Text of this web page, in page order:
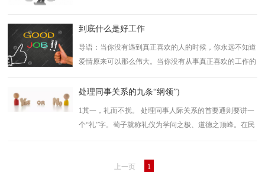
到底什么是好工作
导语：当你没有遇到真正喜欢的人的时候，你永远不知道
爱情原来可以那么伟大。当你没有从事真正喜欢的工作的
处理同事关系的九条“纲领”)
1其一，礼而不扰。 处理同事人际关系的首要通则要讲一
个“礼”字。荀子就称礼仪为学问之极、道德之顶峰。在民
上一页 1